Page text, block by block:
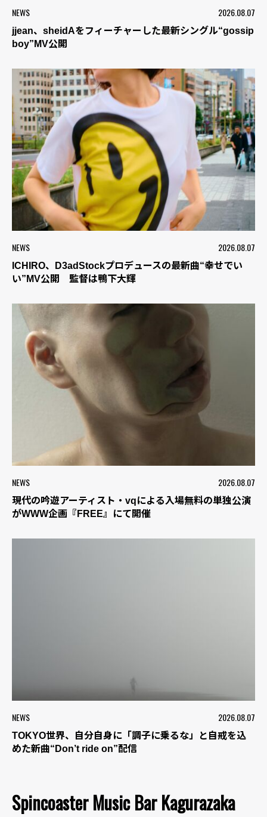
NEWS 2026.08.07
jjean、sheidAをフィーチャーした最新シングル“gossip
boy”MV公開
NEWS 2026.08.07
ICHIRO、D3adStockプロデュースの最新曲“幸せでい
い”MV公開 監督は鴨下大輝
NEWS 2026.08.07
現代の吟遊アーティスト・vqによる入場無料の単独公演
がWWW企画『FREE』にて開催
NEWS 2026.08.07
TOKYO世界、自分自身に「調子に乗るな」と自戒を込
めた新曲“Don’t ride on”配信
Spincoaster Music Bar Kagurazaka